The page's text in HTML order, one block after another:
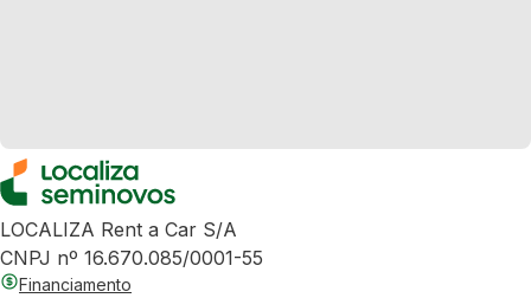
LOCALIZA Rent a Car S/A
CNPJ nº 16.670.085/0001-55
Financiamento